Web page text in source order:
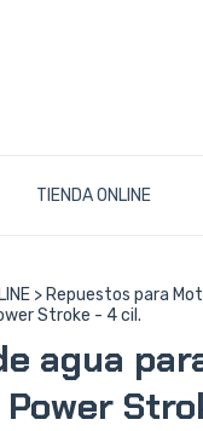
TIENDA ONLINE
> Repuestos para
Stroke - 4 cil.
agua
Power